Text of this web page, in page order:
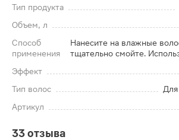
Тип продукта
Объем, л
Способ
применения
Нанесите на влажные
тщательно смойте.
Эффект
Тип волос
Артикул
33 отзыва